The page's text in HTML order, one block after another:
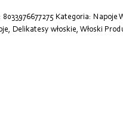
8033976677275 Kategoria: Napoje
, Delikatesy włoskie,Włoski